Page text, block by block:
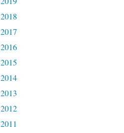
2018
2017
2016
2015
2014
2013
2012
2011